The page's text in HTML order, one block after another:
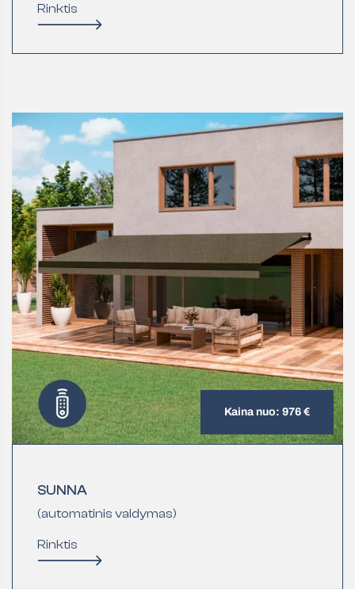
Rinktis
Kaina nuo: 976 €
SUNNA
(automatinis valdymas)
Rinktis